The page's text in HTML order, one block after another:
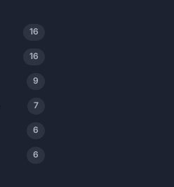
16
16
9
7
6
6